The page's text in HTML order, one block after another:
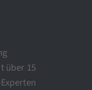
über 15